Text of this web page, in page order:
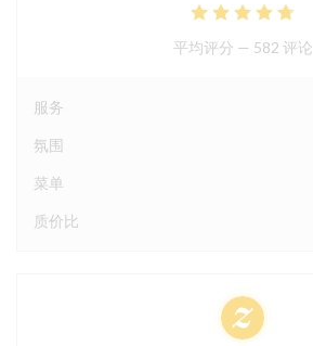
平均评分 — 582 评论
服务
氛围
菜单
质价比